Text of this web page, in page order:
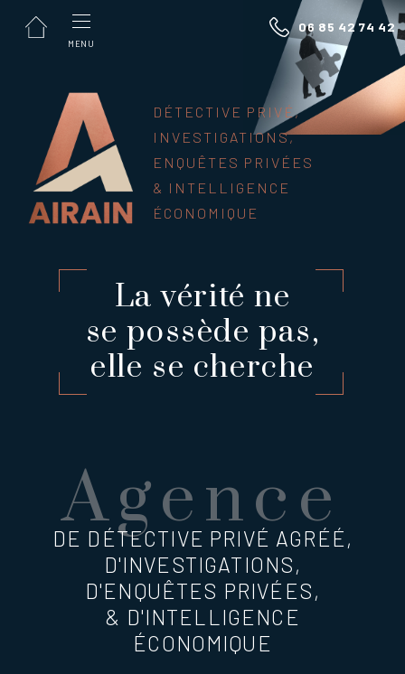
MENU
06 85 42 74 42
DÉTECTIVE PRIVÉ,
INVESTIGATIONS,
ENQUÊTES PRIVÉES
& INTELLIGENCE
ÉCONOMIQUE
La vérité ne
se possède pas,
elle se cherche
Agence
DE DÉTECTIVE PRIVÉ AGRÉÉ,
D'INVESTIGATIONS,
D'ENQUÊTES PRIVÉES,
& D'INTELLIGENCE
ÉCONOMIQUE